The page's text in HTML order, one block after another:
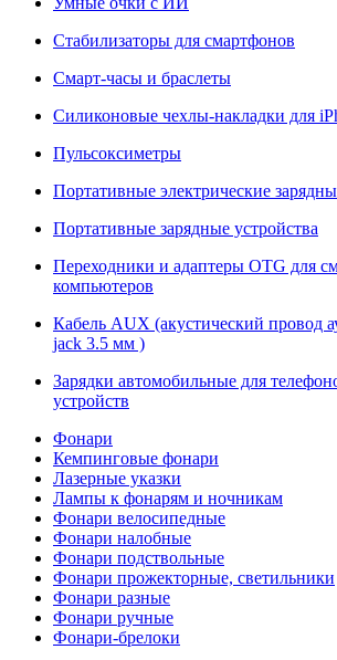
Стабилизаторы для смартфонов
Смарт-часы и браслеты
Силиконовые чехлы-накладки для
Пульсоксиметры
Портативные электрические
Портативные зарядные устройства
Переходники и адаптеры OTG для
компьютеров
Кабель AUX (акустический провод
jack 3.5 мм )
Зарядки автомобильные для
устройств
Фонари
Кемпинговые фонари
Лазерные указки
Лампы к фонарям и ночникам
Фонари велосипедные
Фонари налобные
Фонари подствольные
Фонари прожекторные, светильники
Фонари разные
Фонари ручные
Фонари-брелоки